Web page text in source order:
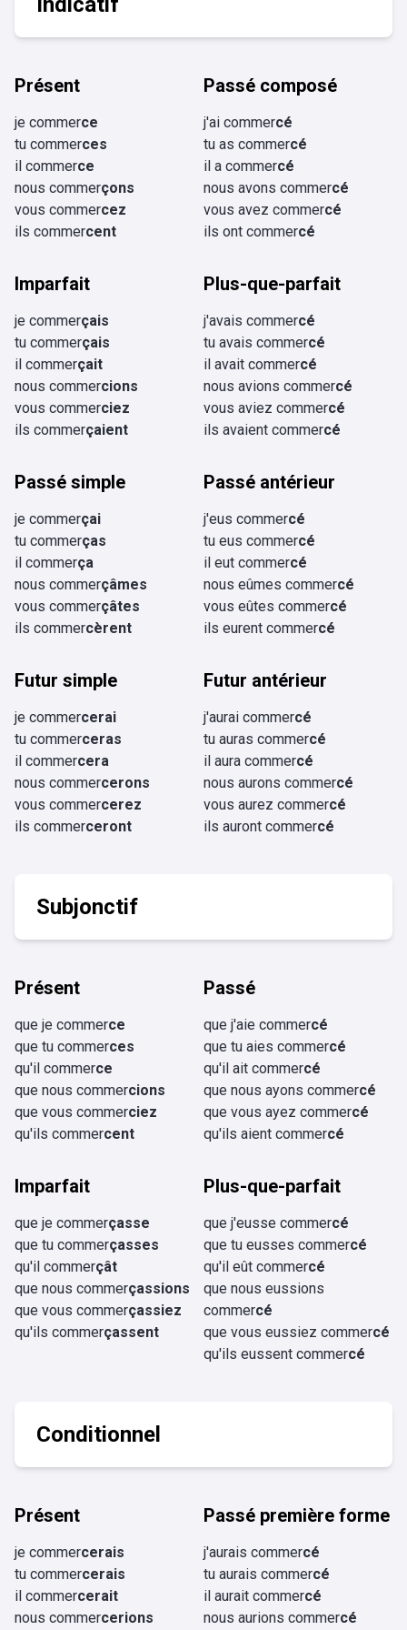
Présent
je commerce
tu commerces
il commerce
nous commerçons
vous commercez
ils commercent
Passé composé
j'ai commercé
tu as commercé
il a commercé
nous avons commercé
vous avez commercé
ils ont commercé
Imparfait
je commerçais
tu commerçais
il commerçait
nous commercions
vous commerciez
ils commerçaient
Plus-que-parfait
j'avais commercé
tu avais commercé
il avait commercé
nous avions commercé
vous aviez commercé
ils avaient commercé
Passé simple
je commerçai
tu commerças
il commerça
nous commerçâmes
vous commerçâtes
ils commercèrent
Passé antérieur
j'eus commercé
tu eus commercé
il eut commercé
nous eûmes commercé
vous eûtes commercé
ils eurent commercé
Futur simple
je commercerai
tu commerceras
il commercera
nous commercerons
vous commercerez
ils commerceront
Futur antérieur
j'aurai commercé
tu auras commercé
il aura commercé
nous aurons commercé
vous aurez commercé
ils auront commercé
Subjonctif
Présent
que je commerce
que tu commerces
qu'il commerce
que nous commercions
que vous commerciez
qu'ils commercent
Passé
que j'aie commercé
que tu aies commercé
qu'il ait commercé
que nous ayons commercé
que vous ayez commercé
qu'ils aient commercé
Imparfait
que je commerçasse
que tu commerçasses
qu'il commerçât
que nous commerçassions
que vous commerçassiez
qu'ils commerçassent
Plus-que-parfait
que j'eusse commercé
que tu eusses commercé
qu'il eût commercé
que nous eussions
commercé
que vous eussiez commercé
qu'ils eussent commercé
Conditionnel
Présent
je commercerais
tu commercerais
il commercerait
nous commercerions
Passé première forme
j'aurais commercé
tu aurais commercé
il aurait commercé
nous aurions commercé